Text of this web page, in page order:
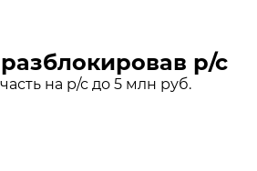
р/с
на р/с до 5 млн руб.